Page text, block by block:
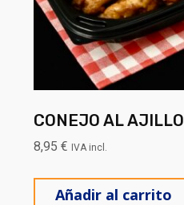
CONEJO AL AJILLO
8,95 € IVA incl.
Añadir al carrito